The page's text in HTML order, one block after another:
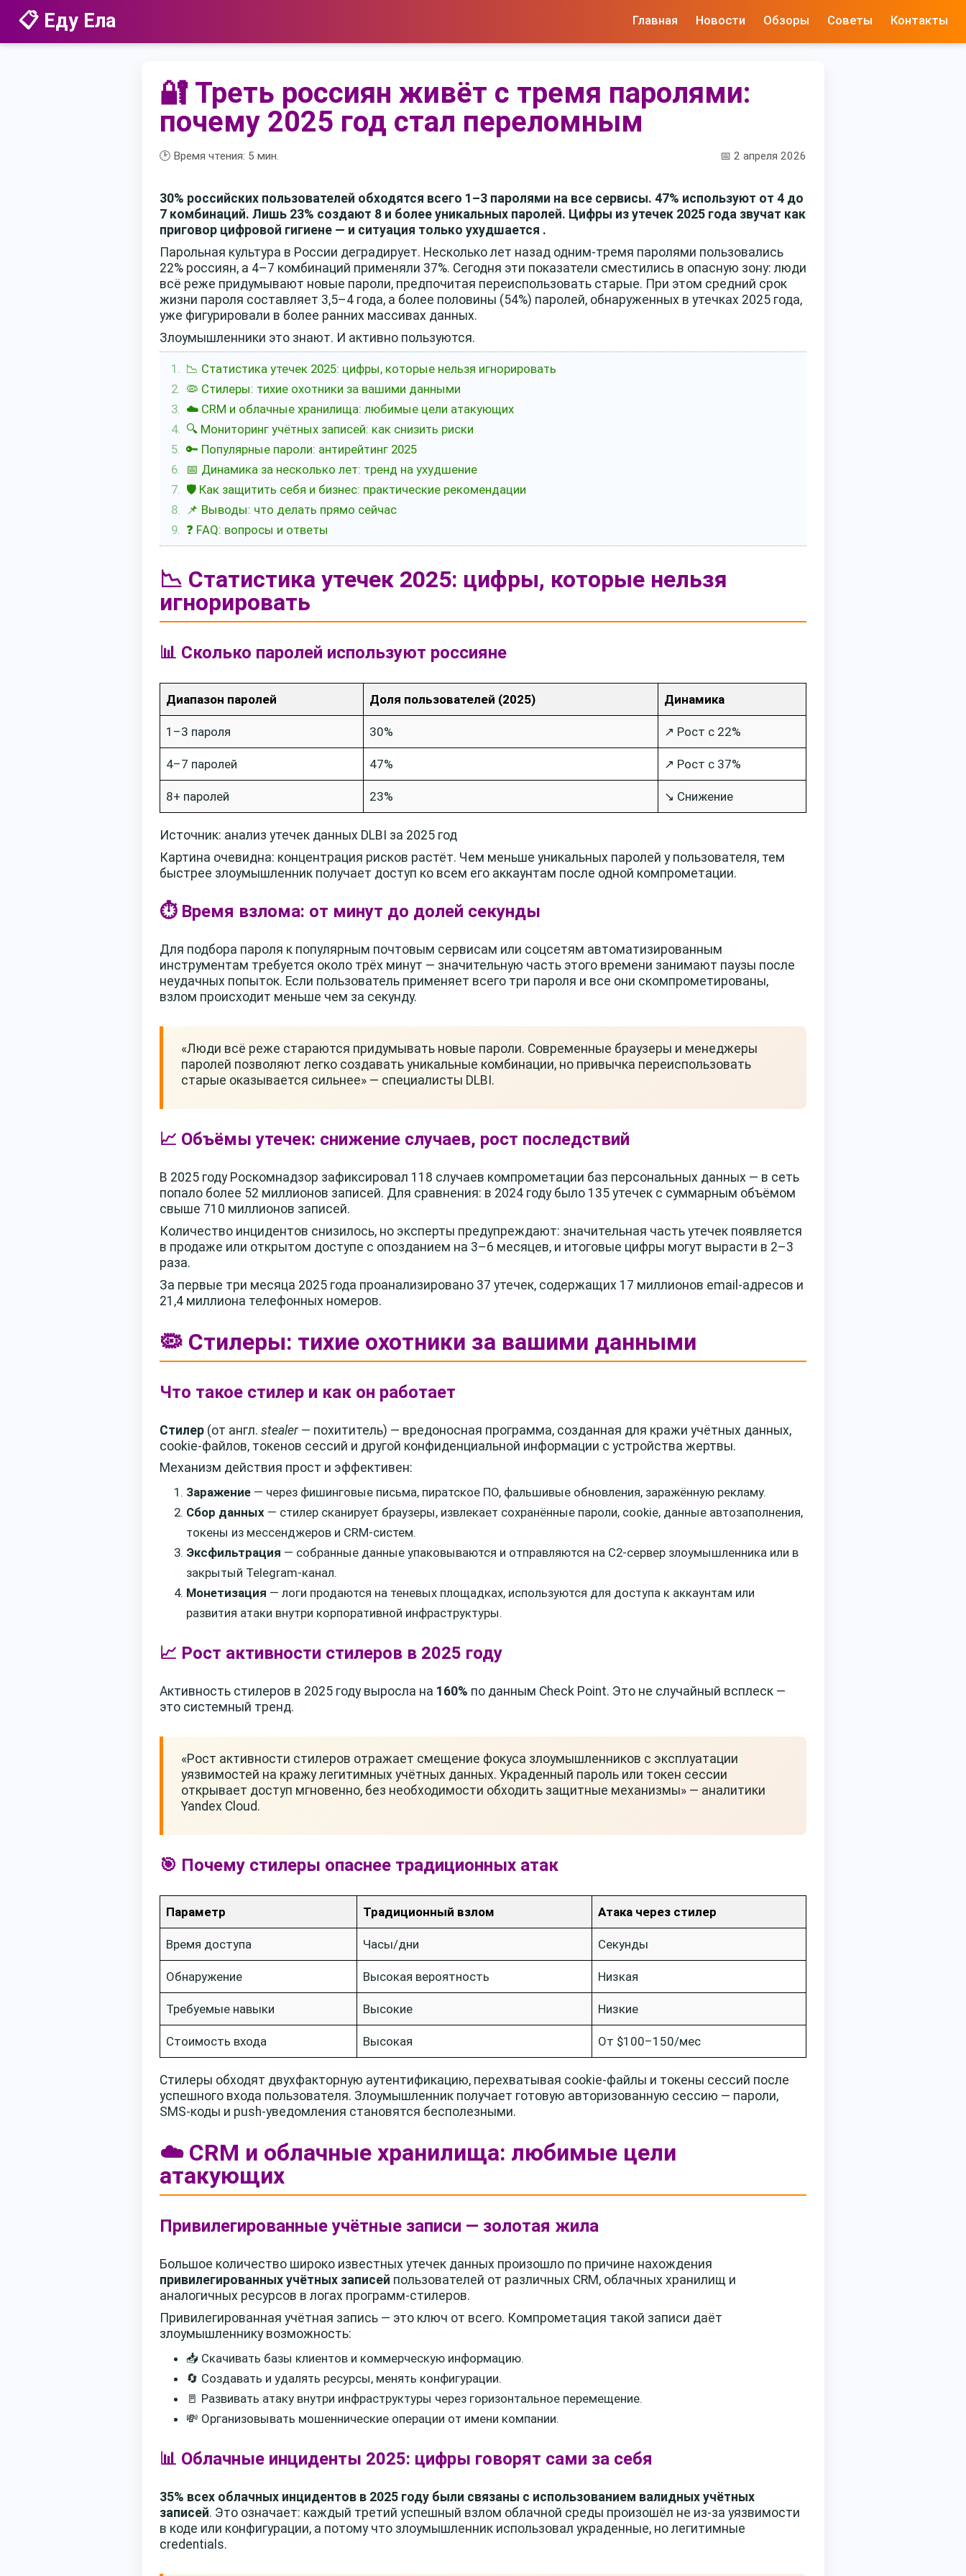
📋 Еду Ела Главная Новости Обзоры Советы Контакты
🔐 Треть россиян живёт с тремя паролями:
почему 2025 год стал переломным
🕑 Время чтения: 5 мин. 📅 2 апреля 2026
30% российских пользователей обходятся всего 1–3 паролями на все сервисы. 47% используют от 4 до
7 комбинаций. Лишь 23% создают 8 и более уникальных паролей. Цифры из утечек 2025 года звучат как
приговор цифровой гигиене — и ситуация только ухудшается .
Парольная культура в России деградирует. Несколько лет назад одним-тремя паролями пользовались
22% россиян, а 4–7 комбинаций применяли 37%. Сегодня эти показатели сместились в опасную зону: люди
всё реже придумывают новые пароли, предпочитая переиспользовать старые. При этом средний срок
жизни пароля составляет 3,5–4 года, а более половины (54%) паролей, обнаруженных в утечках 2025 года,
уже фигурировали в более ранних массивах данных.
Злоумышленники это знают. И активно пользуются.
📉 Статистика утечек 2025: цифры, которые нельзя игнорировать
🦠 Стилеры: тихие охотники за вашими данными
☁️ CRM и облачные хранилища: любимые цели атакующих
🔍 Мониторинг учётных записей: как снизить риски
🔑 Популярные пароли: антирейтинг 2025
📅 Динамика за несколько лет: тренд на ухудшение
🛡️ Как защитить себя и бизнес: практические рекомендации
📌 Выводы: что делать прямо сейчас
❓ FAQ: вопросы и ответы
📉 Статистика утечек 2025: цифры, которые нельзя
игнорировать
📊 Сколько паролей используют россияне
Диапазон паролей Доля пользователей (2025) Динамика
1–3 пароля 30% ↗️ Рост с 22%
4–7 паролей 47% ↗️ Рост с 37%
8+ паролей 23% ↘️ Снижение
Источник: анализ утечек данных DLBI за 2025 год
Картина очевидна: концентрация рисков растёт. Чем меньше уникальных паролей у пользователя, тем
быстрее злоумышленник получает доступ ко всем его аккаунтам после одной компрометации.
⏱️ Время взлома: от минут до долей секунды
Для подбора пароля к популярным почтовым сервисам или соцсетям автоматизированным
инструментам требуется около трёх минут — значительную часть этого времени занимают паузы после
неудачных попыток. Если пользователь применяет всего три пароля и все они скомпрометированы,
взлом происходит меньше чем за секунду.
«Люди всё реже стараются придумывать новые пароли. Современные браузеры и менеджеры
паролей позволяют легко создавать уникальные комбинации, но привычка переиспользовать
старые оказывается сильнее» — специалисты DLBI.
📈 Объёмы утечек: снижение случаев, рост последствий
В 2025 году Роскомнадзор зафиксировал 118 случаев компрометации баз персональных данных — в сеть
попало более 52 миллионов записей. Для сравнения: в 2024 году было 135 утечек с суммарным объёмом
свыше 710 миллионов записей.
Количество инцидентов снизилось, но эксперты предупреждают: значительная часть утечек появляется
в продаже или открытом доступе с опозданием на 3–6 месяцев, и итоговые цифры могут вырасти в 2–3
раза.
За первые три месяца 2025 года проанализировано 37 утечек, содержащих 17 миллионов email-адресов и
21,4 миллиона телефонных номеров.
🦠 Стилеры: тихие охотники за вашими данными
Что такое стилер и как он работает
Стилер (от англ. stealer— похититель) — вредоносная программа, созданная для кражи учётных данных,
cookie-файлов, токенов сессий и другой конфиденциальной информации с устройства жертвы.
Механизм действия прост и эффективен:
Заражение — через фишинговые письма, пиратское ПО, фальшивые обновления, заражённую рекламу.
Сбор данных — стилер сканирует браузеры, извлекает сохранённые пароли, cookie, данные автозаполнения,
токены из мессенджеров и CRM-систем.
Эксфильтрация — собранные данные упаковываются и отправляются на C2-сервер злоумышленника или в
закрытый Telegram-канал.
Монетизация — логи продаются на теневых площадках, используются для доступа к аккаунтам или
развития атаки внутри корпоративной инфраструктуры.
📈 Рост активности стилеров в 2025 году
Активность стилеров в 2025 году выросла на 160% по данным Check Point. Это не случайный всплеск —
это системный тренд.
«Рост активности стилеров отражает смещение фокуса злоумышленников с эксплуатации
уязвимостей на кражу легитимных учётных данных. Украденный пароль или токен сессии
открывает доступ мгновенно, без необходимости обходить защитные механизмы» — аналитики
Yandex Cloud.
🎯 Почему стилеры опаснее традиционных атак
Параметр Традиционный взлом Атака через стилер
Время доступа Часы/дни Секунды
Обнаружение Высокая вероятность Низкая
Требуемые навыки Высокие Низкие
Стоимость входа Высокая От $100–150/мес
Стилеры обходят двухфакторную аутентификацию, перехватывая cookie-файлы и токены сессий после
успешного входа пользователя. Злоумышленник получает готовую авторизованную сессию — пароли,
SMS-коды и push-уведомления становятся бесполезными.
☁️ CRM и облачные хранилища: любимые цели
атакующих
Привилегированные учётные записи — золотая жила
Большое количество широко известных утечек данных произошло по причине нахождения
привилегированных учётных записей пользователей от различных CRM, облачных хранилищ и
аналогичных ресурсов в логах программ-стилеров.
Привилегированная учётная запись — это ключ от всего. Компрометация такой записи даёт
злоумышленнику возможность:
📥 Скачивать базы клиентов и коммерческую информацию.
🔄 Создавать и удалять ресурсы, менять конфигурации.
🚪 Развивать атаку внутри инфраструктуры через горизонтальное перемещение.
💸 Организовывать мошеннические операции от имени компании.
📊 Облачные инциденты 2025: цифры говорят сами за себя
35% всех облачных инцидентов в 2025 году были связаны с использованием валидных учётных
записей. Это означает: каждый третий успешный взлом облачной среды произошёл не из-за уязвимости
в коде или конфигурации, а потому что злоумышленник использовал украденные, но легитимные
credentials.